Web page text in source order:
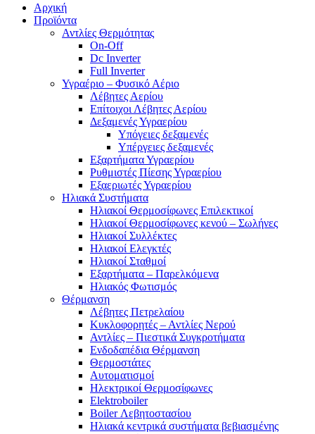
Αρχική
Προϊόντα
Αντλίες Θερμότητας
On-Off
Dc Inverter
Full Inverter
Υγραέριο – Φυσικό Αέριο
Λέβητες Αερίου
Επίτοιχοι Λέβητες Αερίου
Δεξαμενές Υγραερίου
Υπόγειες δεξαμενές
Υπέργειες δεξαμενές
Εξαρτήματα Υγραερίου
Ρυθμιστές Πίεσης Υγραερίου
Εξαεριωτές Υγραερίου
Ηλιακά Συστήματα
Ηλιακοί Θερμοσίφωνες Επιλεκτικοί
Ηλιακοί Θερμοσίφωνες κενού – Σωλήνες
Ηλιακοί Συλλέκτες
Ηλιακοί Ελεγκτές
Ηλιακοί Σταθμοί
Εξαρτήματα – Παρελκόμενα
Ηλιακός Φωτισμός
Θέρμανση
Λέβητες Πετρελαίου
Κυκλοφορητές – Αντλίες Νερού
Αντλίες – Πιεστικά Συγκροτήματα
Ενδοδαπέδια Θέρμανση
Θερμοστάτες
Αυτοματισμοί
Ηλεκτρικοί Θερμοσίφωνες
Elektroboiler
Boiler Λεβητοστασίου
Ηλιακά κεντρικά συστήματα βεβιασμένης